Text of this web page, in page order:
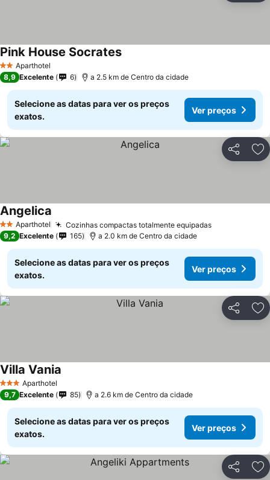
2 EstrelasAparthotel
Pink House Socrates
8,9 Excelente 6 a 2.5 km de Centro da cidade
Selecione as datas para ver os preços
exatos.
Ver preços
Partilhar
2 EstrelasAparthotel Cozinhas compactas totalmente equipadas
Angelica
9,2 Excelente 165 a 2.0 km de Centro da cidade
Selecione as datas para ver os preços
exatos.
Ver preços
Partilhar
3 EstrelasAparthotel
Villa Vania
9,7 Excelente 85 a 2.6 km de Centro da cidade
Selecione as datas para ver os preços
exatos.
Ver preços
Partilhar